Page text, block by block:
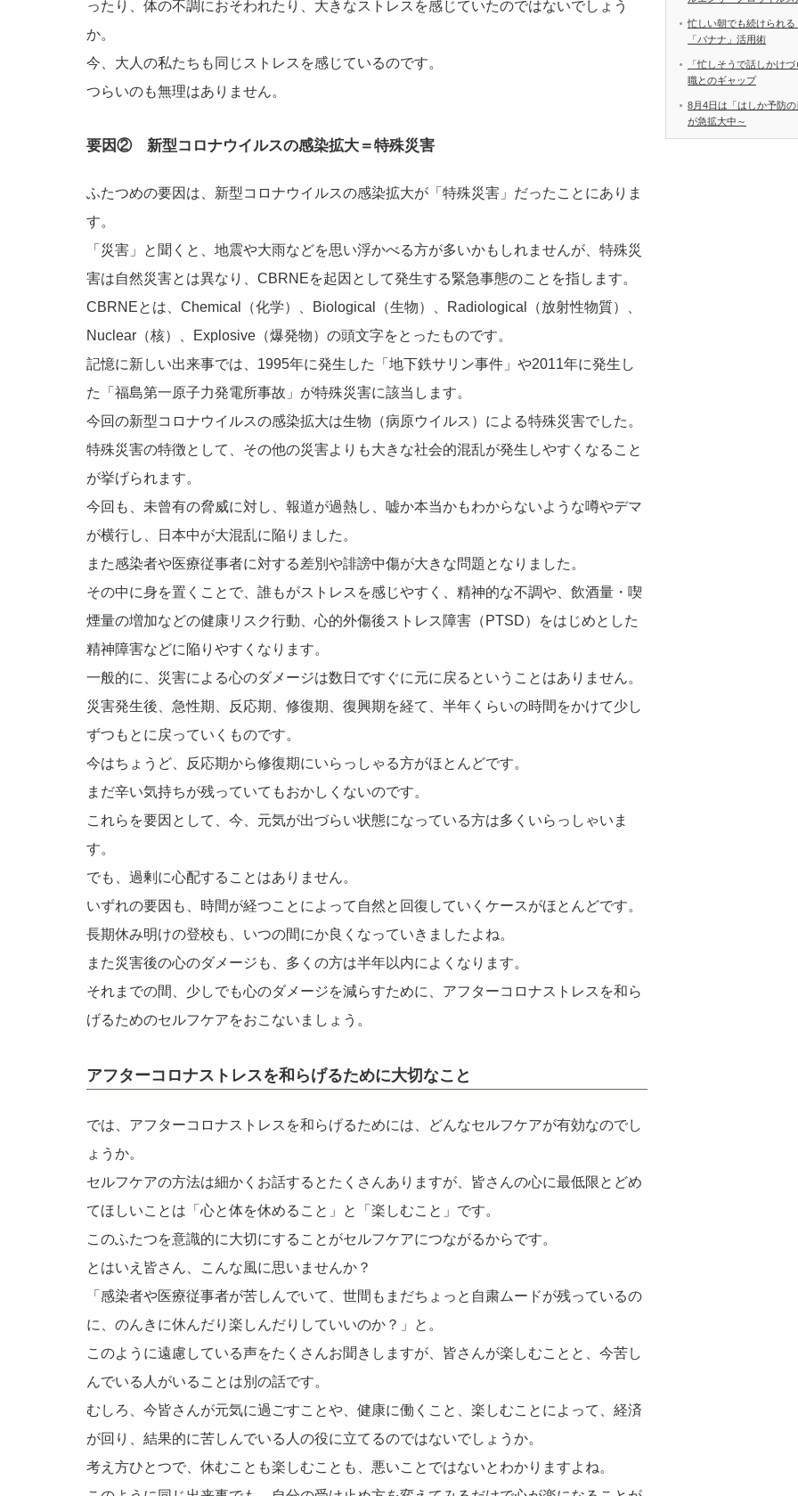
ったり、体の不調におそわれたり、大きなストレスを感じていたのではないでしょう
か。
今、大人の私たちも同じストレスを感じているのです。
つらいのも無理はありません。
要因② 新型コロナウイルスの感染拡大＝特殊災害
ふたつめの要因は、新型コロナウイルスの感染拡大が「特殊災害」だったことにありま
す。
「災害」と聞くと、地震や大雨などを思い浮かべる方が多いかもしれませんが、特殊災
害は自然災害とは異なり、CBRNEを起因として発生する緊急事態のことを指します。
CBRNEとは、Chemical（化学）、Biological（生物）、Radiological（放射性物質）、
Nuclear（核）、Explosive（爆発物）の頭文字をとったものです。
記憶に新しい出来事では、1995年に発生した「地下鉄サリン事件」や2011年に発生し
た「福島第一原子力発電所事故」が特殊災害に該当します。
今回の新型コロナウイルスの感染拡大は生物（病原ウイルス）による特殊災害でした。
特殊災害の特徴として、その他の災害よりも大きな社会的混乱が発生しやすくなること
が挙げられます。
今回も、未曾有の脅威に対し、報道が過熱し、嘘か本当かもわからないような噂やデマ
が横行し、日本中が大混乱に陥りました。
また感染者や医療従事者に対する差別や誹謗中傷が大きな問題となりました。
その中に身を置くことで、誰もがストレスを感じやすく、精神的な不調や、飲酒量・喫
煙量の増加などの健康リスク行動、心的外傷後ストレス障害（PTSD）をはじめとした
精神障害などに陥りやすくなります。
一般的に、災害による心のダメージは数日ですぐに元に戻るということはありません。
災害発生後、急性期、反応期、修復期、復興期を経て、半年くらいの時間をかけて少し
ずつもとに戻っていくものです。
今はちょうど、反応期から修復期にいらっしゃる方がほとんどです。
まだ辛い気持ちが残っていてもおかしくないのです。
これらを要因として、今、元気が出づらい状態になっている方は多くいらっしゃいま
す。
でも、過剰に心配することはありません。
いずれの要因も、時間が経つことによって自然と回復していくケースがほとんどです。
長期休み明けの登校も、いつの間にか良くなっていきましたよね。
また災害後の心のダメージも、多くの方は半年以内によくなります。
それまでの間、少しでも心のダメージを減らすために、アフターコロナストレスを和ら
げるためのセルフケアをおこないましょう。
アフターコロナストレスを和らげるために大切なこと
では、アフターコロナストレスを和らげるためには、どんなセルフケアが有効なのでし
ょうか。
セルフケアの方法は細かくお話するとたくさんありますが、皆さんの心に最低限とどめ
てほしいことは「心と体を休めること」と「楽しむこと」です。
このふたつを意識的に大切にすることがセルフケアにつながるからです。
とはいえ皆さん、こんな風に思いませんか？
「感染者や医療従事者が苦しんでいて、世間もまだちょっと自粛ムードが残っているの
に、のんきに休んだり楽しんだりしていいのか？」と。
このように遠慮している声をたくさんお聞きしますが、皆さんが楽しむことと、今苦し
んでいる人がいることは別の話です。
むしろ、今皆さんが元気に過ごすことや、健康に働くこと、楽しむことによって、経済
が回り、結果的に苦しんでいる人の役に立てるのではないでしょうか。
考え方ひとつで、休むことも楽しむことも、悪いことではないとわかりますよね。
忙しい朝でも続けられ
「バナナ」活用術
「忙しそうで話しかけ
職とのギャップ
8月4日は「はしか予防
が急拡大中～